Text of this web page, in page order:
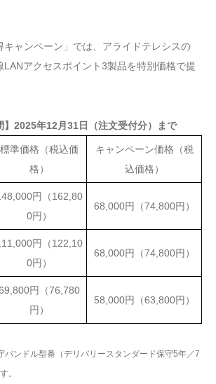
キャンペーン」では、アライドテレシスの
アクセスポイント3製品を特別価格で提
】2025年12月31日（注文受付分）まで
標準価格（税込価
格）
キャンペーン価格（税
込価格）
円（162,80
0円）
68,000円（74,800円）
円（122,10
0円）
68,000円（74,800円）
円（76,780
円）
58,000円（63,800円）
バンドル型番（デリバリースタンダード保守5年／7
。